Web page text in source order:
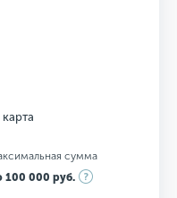
сумма
100 000 руб.